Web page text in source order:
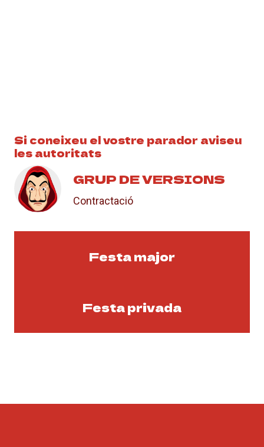
Si coneixeu el vostre parador aviseu
les autoritats
GRUP DE VERSIONS
Contractació
Festa major
Festa privada